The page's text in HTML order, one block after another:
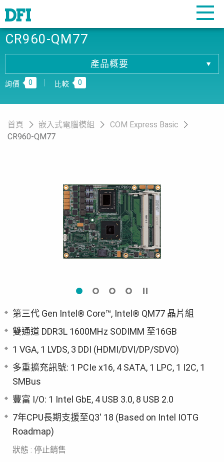
CR960-QM77
產品概要
產品概要
相關下載
訂購資訊
詢價 0 比較 0
首頁 嵌入式電腦模組
COM Express Basic
CR960-QM77
第三代 Gen Intel® Core™, Intel® QM77 晶片組
雙通道 DDR3L 1600MHz SODIMM 至16GB
1 VGA, 1 LVDS, 3 DDI (HDMI/DVI/DP/SDVO)
多重擴充訊號: 1 PCIe x16, 4 SATA, 1 LPC, 1 I2C, 1
SMBus
豐富 I/O: 1 Intel GbE, 4 USB 3.0, 8 USB 2.0
7年CPU長期支援至Q3' 18 (Based on Intel IOTG
Roadmap)
狀態 : 停止銷售